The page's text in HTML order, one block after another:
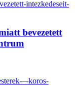
bevezetett